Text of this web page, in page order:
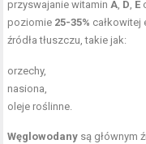
przyswajanie witaminA, D, E
poziomie 25-35% całkowitej
źródła tłuszczu, takie jak:
orzechy,
nasiona,
oleje roślinne.
Węglowodany są głównym